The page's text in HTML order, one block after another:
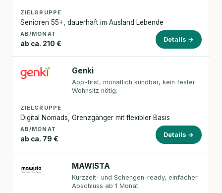
ZIELGRUPPE
Senioren 55+, dauerhaft im Ausland Lebende
AB/MONAT
ab ca. 210 €
Details →
Genki
App-first, monatlich kündbar, kein fester
Wohnsitz nötig.
ZIELGRUPPE
Digital Nomads, Grenzgänger mit flexibler Basis
AB/MONAT
ab ca. 79 €
Details →
MAWISTA
Kurzzeit- und Schengen-ready, einfacher
Abschluss ab 1 Monat.